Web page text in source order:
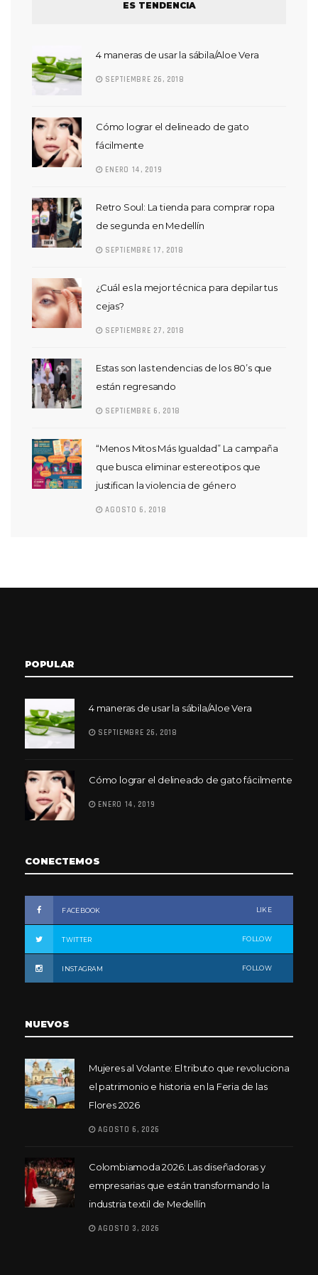
ES TENDENCIA
4 maneras de usar la sábila/Aloe Vera
SEPTIEMBRE 26, 2018
Cómo lograr el delineado de gato
fácilmente
ENERO 14, 2019
Retro Soul: La tienda para comprar ropa
de segunda en Medellín
SEPTIEMBRE 17, 2018
¿Cuál es la mejor técnica para depilar tus
cejas?
SEPTIEMBRE 27, 2018
Estas son las tendencias de los 80’s que
están regresando
SEPTIEMBRE 6, 2018
“Menos Mitos Más Igualdad” La campaña
que busca eliminar estereotipos que
justifican la violencia de género
AGOSTO 6, 2018
POPULAR
4 maneras de usar la sábila/Aloe Vera
SEPTIEMBRE 26, 2018
Cómo lograr el delineado de gato fácilmente
ENERO 14, 2019
CONECTEMOS
FACEBOOK LIKE
TWITTER FOLLOW
INSTAGRAM FOLLOW
NUEVOS
Mujeres al Volante: El tributo que revoluciona
el patrimonio e historia en la Feria de las
Flores 2026
AGOSTO 6, 2026
Colombiamoda 2026: Las diseñadoras y
empresarias que están transformando la
industria textil de Medellín
AGOSTO 3, 2026